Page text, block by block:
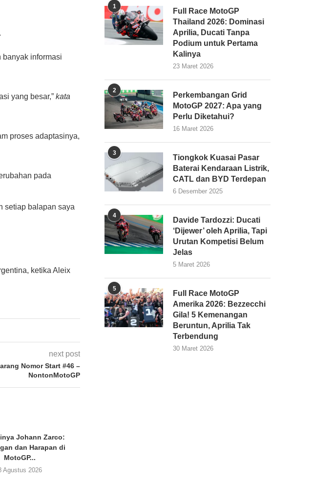
banyak informasi
yang besar,” kata
proses adaptasinya,
pada
setiap balapan saya
ketika Aleix
next post
Nomor Start #46 –
NontonMotoGP
Johann Zarco:
dan Harapan di
MotoGP...
Agustus 2026
1
Full Race MotoGP
Thailand 2026: Dominasi
Aprilia, Ducati Tanpa
Podium untuk Pertama
Kalinya
23 Maret 2026
2
Perkembangan Grid
MotoGP 2027: Apa yang
Perlu Diketahui?
16 Maret 2026
3
Tiongkok Kuasai Pasar
Baterai Kendaraan Listrik,
CATL dan BYD Terdepan
6 Desember 2025
4
Davide Tardozzi: Ducati
‘Dijewer’ oleh Aprilia, Tapi
Urutan Kompetisi Belum
Jelas
5 Maret 2026
5
Full Race MotoGP
Amerika 2026: Bezzecchi
Gila! 5 Kemenangan
Beruntun, Aprilia Tak
Terbendung
30 Maret 2026